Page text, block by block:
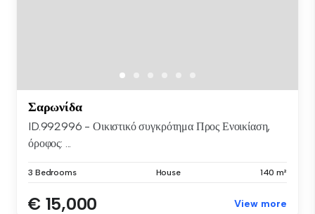
Σαρωνίδα
ID.992996 - Οικιστικό συγκρότημα Προς Ενοικίαση,
όροφος: ...
3 Bedrooms House 140 m²
€ 15,000 View more